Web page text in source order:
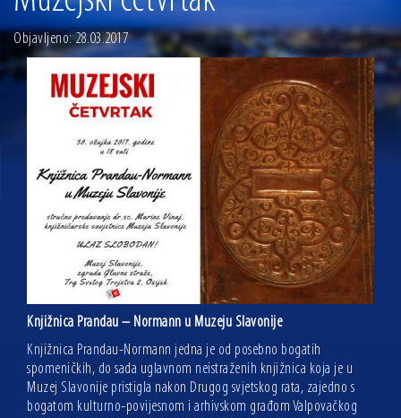
13.07.2026 | Ljetnim izdanjem Večeri vina i umjetnosti završen Vinski mjesec
07.07.2026 | Održana 8. sjednica Gradskog vijeća Grada Osijeka. Gradonačelnik
Radić istaknuo da je u osječke vrtiće upisan rekordan broj djece, te najavio cjelovitu
obnovu glavnog osječkog Trga Ante Starčevića
06.07.2026 | Brevis koncertom u Zlatnoj dvorani Musikvereina obilježio 30 godina
djelovanja
04.07.2026 | Zbog povoljnih vodostaja i pravodobnih mjera komarci ove godine pod
kontrolom
04.08.2026 | U Osijeku obilježen Dan pobjede i domovinske zahvalnosti i Dan
hrvatskih branitelja
Objavljeno: 28.03.2017
Knjižnica Prandau – Normann u Muzeju Slavonije
Knjižnica Prandau-Normann jedna je od posebno bogatih
spomeničkih, do sada uglavnom neistraženih knjižnica koja je u
Muzej Slavonije pristigla nakon Drugog svjetskog rata, zajedno s
bogatom kulturno-povijesnom i arhivskom građom Valpovačkog